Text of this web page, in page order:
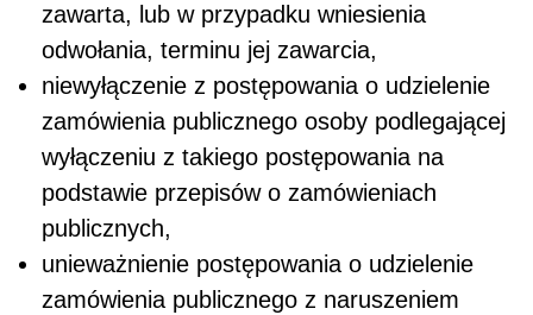
zawarta, lub w przypadku wniesienia
odwołania, terminu jej zawarcia,
niewyłączenie z postępowania o udzielenie
zamówienia publicznego osoby podlegającej
wyłączeniu z takiego postępowania na
podstawie przepisów o zamówieniach
publicznych,
unieważnienie postępowania o udzielenie
zamówienia publicznego z naruszeniem